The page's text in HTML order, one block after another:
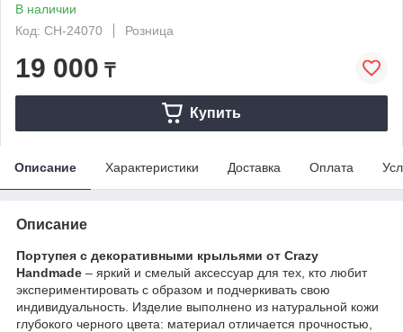
В наличии
Код: CH-24070
Розница
19 000 ₸
Купить
Описание Характеристики Доставка Оплата
Описание
Портупея с декоративными крыльями от Crazy
Handmade – яркий и смелый аксессуар для тех, кто любит
экспериментировать с образом и подчеркивать свою
индивидуальность. Изделие выполнено из натуральной кожи
глубокого черного цвета: материал отличается прочностью,